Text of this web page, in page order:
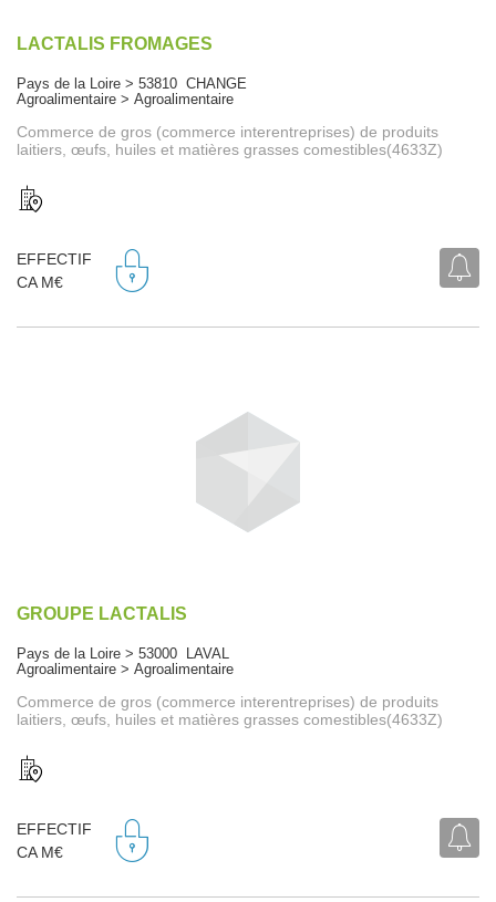
LACTALIS FROMAGES
Pays de la Loire > 53810 CHANGE
Agroalimentaire > Agroalimentaire
Commerce de gros (commerce interentreprises) de produits
laitiers, œufs, huiles et matières grasses comestibles(4633Z)
EFFECTIF
CA M€
GROUPE LACTALIS
Pays de la Loire > 53000 LAVAL
Agroalimentaire > Agroalimentaire
Commerce de gros (commerce interentreprises) de produits
laitiers, œufs, huiles et matières grasses comestibles(4633Z)
EFFECTIF
CA M€